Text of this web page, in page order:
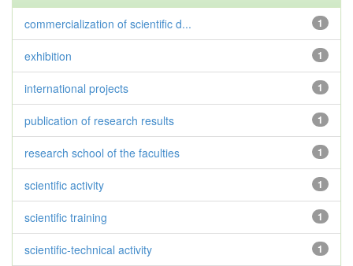
1
commercialization of scientific d...
1
exhibition
1
international projects
1
publication of research results
1
research school of the faculties
1
scientific activity
1
scientific training
1
scientific-technical activity